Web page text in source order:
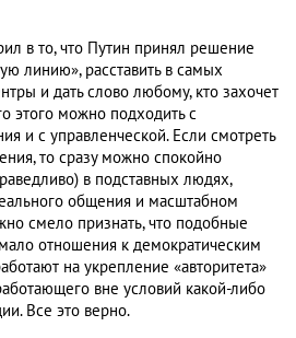
в то, что Путин принял решение
линию», расставить в самых
и дать слово любому, кто захочет
этого можно подходить с
и с управленческой. Если смотреть
то сразу можно спокойно
в подставных людях,
общения и масштабном
смело признать, что подобные
отношения к демократическим
на укрепление «авторитета»
вне условий какой-либо
Все это верно.